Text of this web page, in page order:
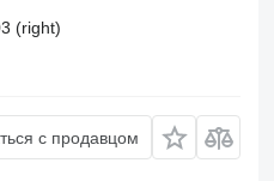
(right)
с продавцом